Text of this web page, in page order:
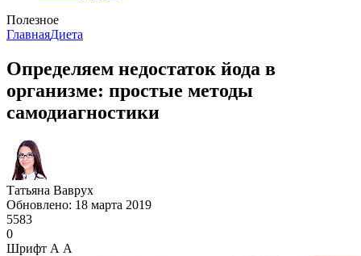
Полезное
ГлавнаяДиета
Определяем недостаток йода в
организме: простые методы
самодиагностики
Татьяна Ваврух
Обновлено: 18 марта 2019
5583
0
Шрифт А А